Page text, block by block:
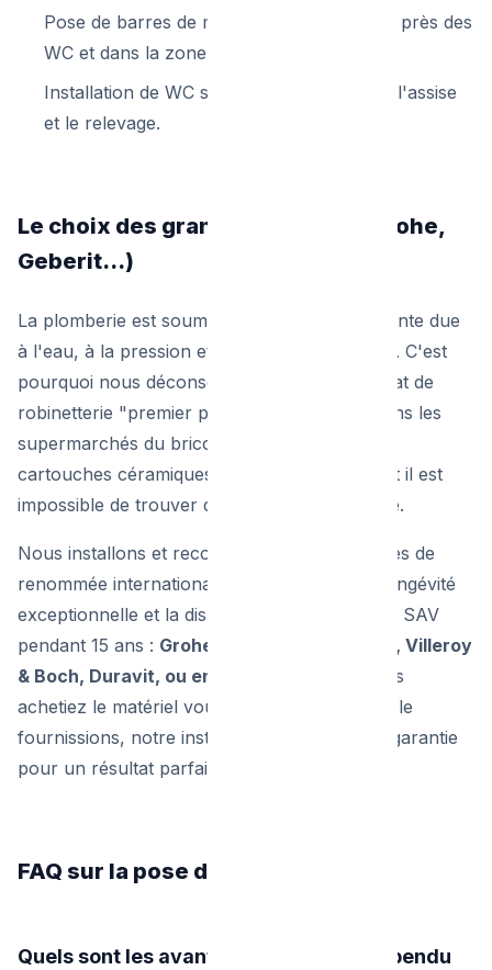
Pose de barres de maintien ergonomiques près des
WC et dans la zone de douche.
Installation de WC surélevés pour faciliter l'assise
et le relevage.
Le choix des grandes marques (Grohe,
Geberit...)
La plomberie est soumise à une usure constante due
à l'eau, à la pression et au calcaire bruxellois. C'est
pourquoi nous déconseillons fortement l'achat de
robinetterie "premier prix" sur internet ou dans les
supermarchés du bricolage discount. Leurs
cartouches céramiques lâchent rapidement et il est
impossible de trouver des pièces de rechange.
Nous installons et recommandons les marques de
renommée internationale, garantissant une longévité
exceptionnelle et la disponibilité des pièces de SAV
pendant 15 ans : Grohe, Hansgrohe, Geberit, Villeroy
& Boch, Duravit, ou encore Hansa
. Que vous
achetiez le matériel vous-même ou que nous le
fournissions, notre installation sera toujours garantie
pour un résultat parfait.
FAQ sur la pose de sanitaires
Quels sont les avantages d'un WC suspendu